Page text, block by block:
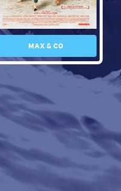
MAX & CO